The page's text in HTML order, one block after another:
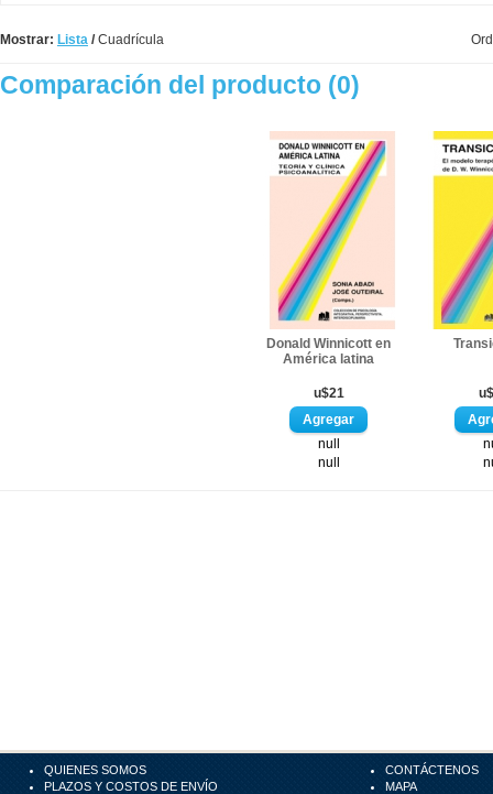
Mostrar: Lista /Cuadrícula
Comparación del producto (0)
Donald Winnicott en
América latina
u$21
null
null
QUIENES SOMOS
PLAZOS Y COSTOS DE ENVÍO
CONTÁCTENOS
MAPA